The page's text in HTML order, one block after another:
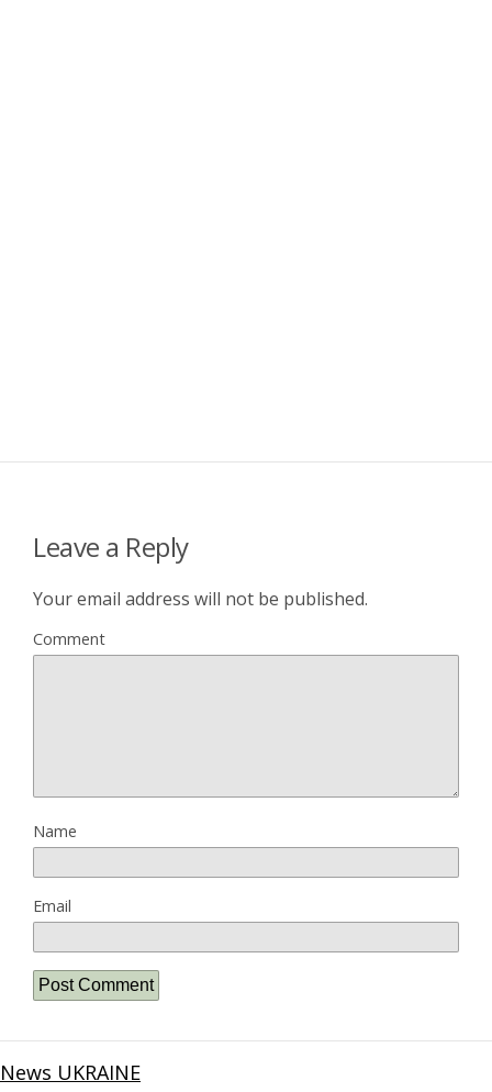
Leave a Reply
Your email address will not be published.
Comment
Name
Email
News UKRAINE